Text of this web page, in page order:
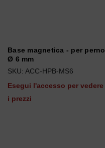
Base magnetica - per perno
Ø 6 mm
SKU: ACC-HPB-MS6
Esegui l'accesso per vedere
i prezzi